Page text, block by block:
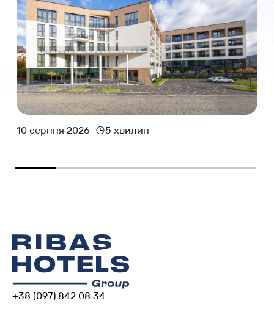
10 серпня 2026 5 хвилин
+38 (097) 842 08 34